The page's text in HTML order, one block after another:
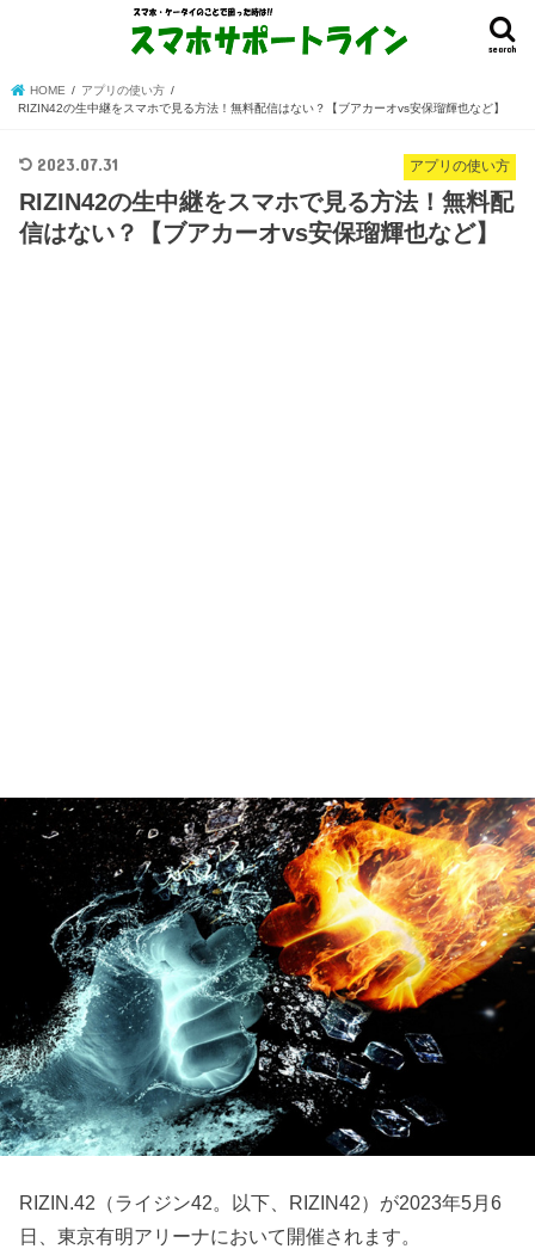
search
HOME
アプリの使い方
RIZIN42の生中継をスマホで見る方法！無料配信はない？【ブアカーオvs安保瑠輝也など】
アプリの使い方
2023.07.31
RIZIN42の生中継をスマホで見る方法！無料配
信はない？【ブアカーオvs安保瑠輝也など】
RIZIN.42（ライジン42。以下、RIZIN42）が2023年5月6
日、東京有明アリーナにおいて開催されます。